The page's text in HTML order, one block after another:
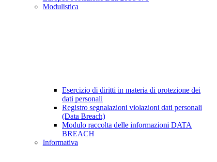
Modulistica
Esercizio di diritti in materia di protezione dei
dati personali
Registro segnalazioni violazioni dati personali
(Data Breach)
Modulo raccolta delle informazioni DATA
BREACH
Informativa